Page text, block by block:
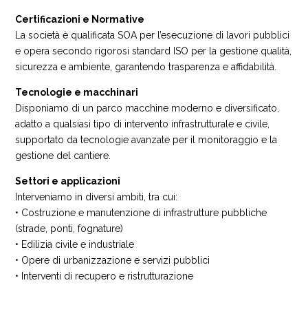
Certificazioni e Normative
La società è qualificata SOA per l’esecuzione di lavori pubblici
e opera secondo rigorosi standard ISO per la gestione qualità,
sicurezza e ambiente, garantendo trasparenza e affidabilità.
Tecnologie e macchinari
Disponiamo di un parco macchine moderno e diversificato,
adatto a qualsiasi tipo di intervento infrastrutturale e civile,
supportato da tecnologie avanzate per il monitoraggio e la
gestione del cantiere.
Settori e applicazioni
Interveniamo in diversi ambiti, tra cui:
• Costruzione e manutenzione di infrastrutture pubbliche
(strade, ponti, fognature)
• Edilizia civile e industriale
• Opere di urbanizzazione e servizi pubblici
• Interventi di recupero e ristrutturazione